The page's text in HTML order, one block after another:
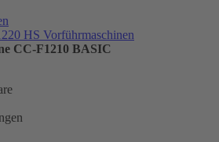
HS Vorführmaschinen
CC-F1210 BASIC